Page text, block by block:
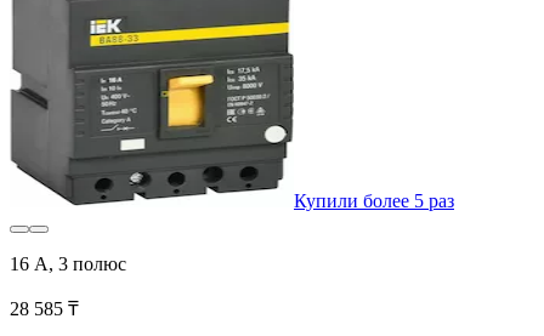
Купили более 5 раз
16 А, 3 полюс
28 585 ₸